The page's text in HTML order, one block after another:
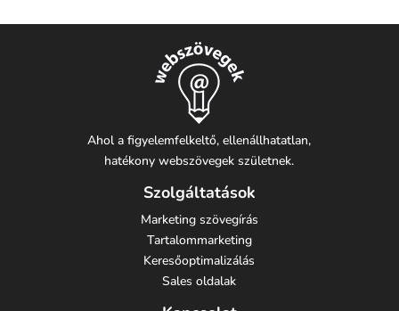
Ahol a figyelemfelkeltő, ellenállhatatlan,
hatékony webszövegek születnek.
Szolgáltatások
Marketing szövegírás
Tartalommarketing
Keresőoptimalizálás
Sales oldalak